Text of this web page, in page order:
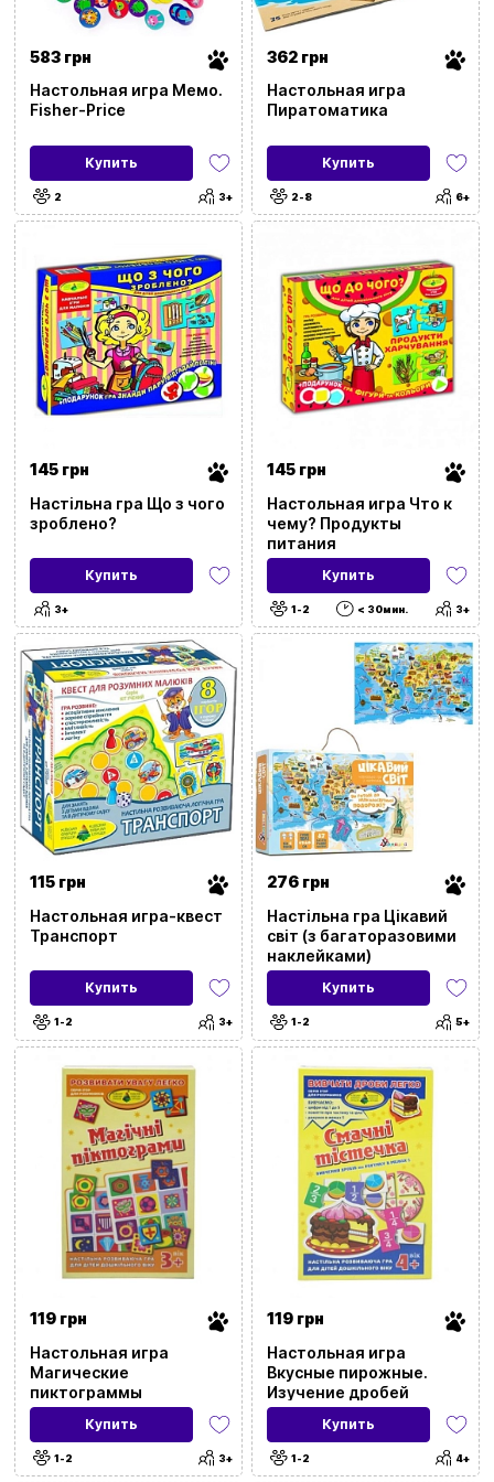
Сбросить все фильтры
Цена
20 9999
Бренд
583 грн
Настольная игра Мемо.
Fisher-Price
Купить
2 3+
362 грн
Настольная игра
Пиратоматика
Купить
2-8 6+
145 грн
Настільна гра Що з чого
зроблено?
Купить
3+
145 грн
Настольная игра Что к
чему? Продукты
питания
Купить
1-2 < 30мин. 3+
115 грн
Настольная игра-квест
Транспорт
Купить
1-2 3+
276 грн
Настільна гра Цікавий
світ (з багаторазовими
наклейками)
Купить
1-2 5+
119 грн
Настольная игра
Магические
пиктограммы
Купить
1-2 3+
119 грн
Настольная игра
Вкусные пирожные.
Изучение дробей
Купить
1-2 4+